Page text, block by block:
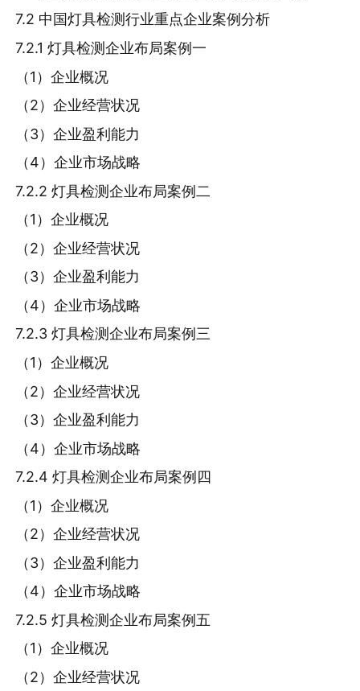
7.2 中国灯具检测行业重点企业案例分析
7.2.1 灯具检测企业布局案例一
（1）企业概况
（2）企业经营状况
（3）企业盈利能力
（4）企业市场战略
7.2.2 灯具检测企业布局案例二
（1）企业概况
（2）企业经营状况
（3）企业盈利能力
（4）企业市场战略
7.2.3 灯具检测企业布局案例三
（1）企业概况
（2）企业经营状况
（3）企业盈利能力
（4）企业市场战略
7.2.4 灯具检测企业布局案例四
（1）企业概况
（2）企业经营状况
（3）企业盈利能力
（4）企业市场战略
7.2.5 灯具检测企业布局案例五
（1）企业概况
（2）企业经营状况